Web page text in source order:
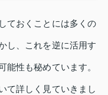
ておくことには多くの
し、これを逆に活用す
能性も秘めています。
て詳しく見ていきまし